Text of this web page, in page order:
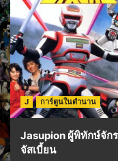
J การ์ตูนในตำนาน
Jasupion ผู้พิทักษ์จัก
จัสเบี้ยน